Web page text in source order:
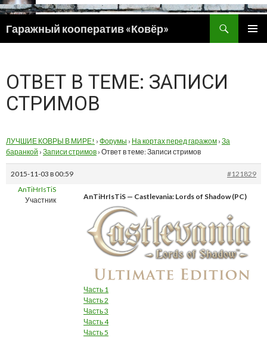
Гаражный кооператив «Ковёр»
ПЕРЕЙТИ
ОТВЕТ В ТЕМЕ: ЗАПИСИ
СТРИМОВ
ЛУЧШИЕ КОВРЫ В МИРЕ! › Форумы › На кортах перед гаражом › За
баранкой › Записи стримов › Ответ в теме: Записи стримов
2015-11-03 в 00:59
#121829
AnTiHrIsTiS
Участник
AnTiHrIsTiS — Castlevania: Lords of Shadow (PC)
Часть 1
Часть 2
Часть 3
Часть 4
Часть 5